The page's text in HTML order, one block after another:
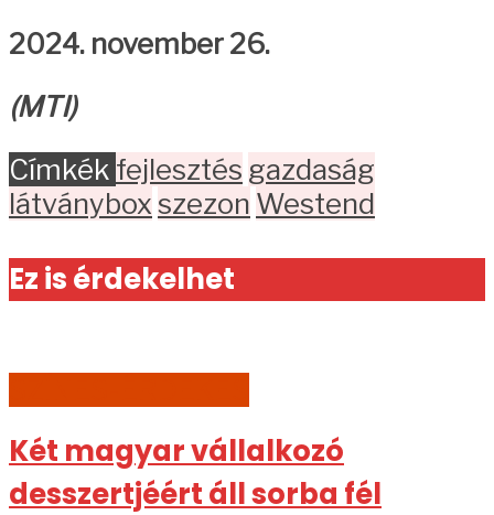
2024. november 26.
(MTI)
Címkék fejlesztés gazdaság
látványboxszezon Westend
Ez is érdekelhet
Két magyar vállalkozó
desszertjéért áll sorba fél